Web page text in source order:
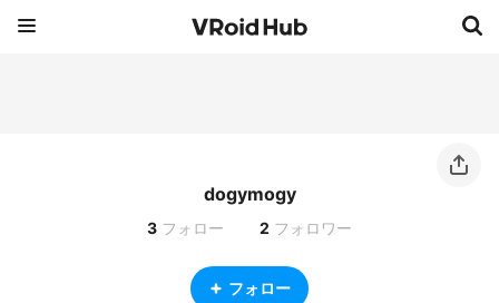
dogymogy
3 フォロー 2 フォロワー
フォロー